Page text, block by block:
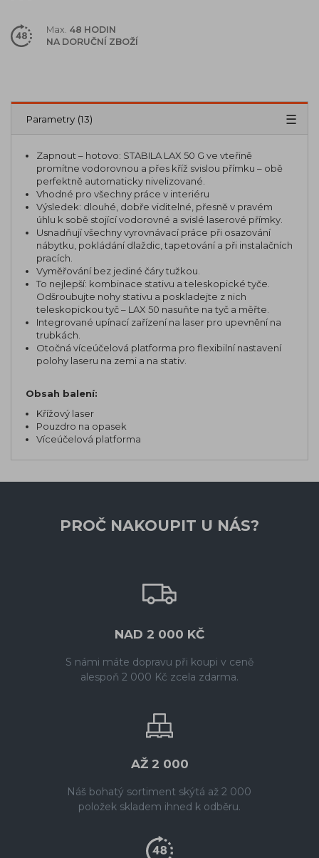
Max. 48 HODIN
NA DORUČNÍ ZBOŽÍ
Popis
Parametry (13)
Zapnout – hotovo: STABILA LAX 50 G ve vteřině
promítne vodorovnou a přes kříž svislou přímku – obě
perfektně automaticky nivelizované.
Vhodné pro všechny práce v interiéru
Výsledek: dlouhé, dobře viditelné, přesně v pravém
úhlu k sobě stojící vodorovné a svislé laserové přímky.
Usnadňují všechny vyrovnávací práce při osazování
nábytku, pokládání dlaždic, tapetování a při instalačních
pracích.
Vyměřování bez jediné čáry tužkou.
To nejlepší: kombinace stativu a teleskopické tyče.
Odšroubujte nohy stativu a poskladejte z nich
teleskopickou tyč – LAX 50 nasuňte na tyč a měřte.
Integrované upínací zařízení na laser pro upevnění na
trubkách.
Otočná víceúčelová platforma pro flexibilní nastavení
polohy laseru na zemi a na stativ.
Obsah balení:
Křížový laser
Pouzdro na opasek
Víceúčelová platforma
PROČ NAKOUPIT U NÁS?
NAD 2 000 KČ
S námi máte dopravu při koupi v ceně
alespoň 2 000 Kč zcela zdarma.
AŽ 2 000
Náš bohatý sortiment skýtá až 2 000
položek skladem ihned k odběru.